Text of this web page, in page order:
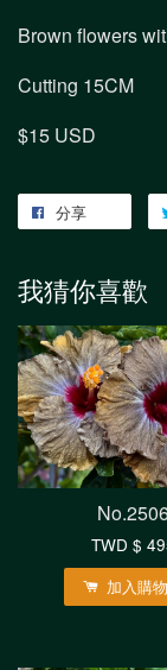
Brown flowers
Cutting 15CM
$15 USD
分享
我猜你喜歡
TWD $
加入購